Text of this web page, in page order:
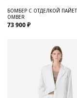
БОМБЕР С ОТДЕЛКОЙ
OMBER
73 900 ₽